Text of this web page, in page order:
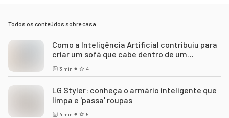
Todos os conteúdos sobrecasa
Como a Inteligência Artificial contribuiu para
criar um sofá que cabe dentro de um
envelope
3 min 4
LG Styler: conheça o armário inteligente que
limpa e 'passa' roupas
4 min 5